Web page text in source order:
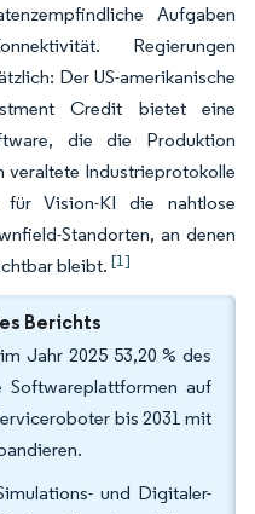
Aufgaben
Regierungen
Der US-amerikanische
Credit bietet eine
die die Produktion
veraltete Industrieprotokolle
für Vision-KI die nahtlose
Standorten, an denen
bleibt. [1]
Berichts
Jahr 2025 53,20 % des
Softwareplattformen auf
bis 2031 mit
und Digitaler-